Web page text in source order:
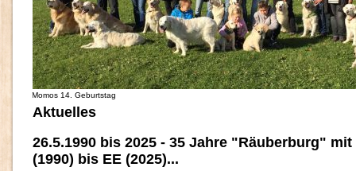
Momos 14. Geburtstag
Aktuelles
26.5.1990 bis 2025 - 35 Jahre "Räuberburg"
(1990) bis EE (2025)...